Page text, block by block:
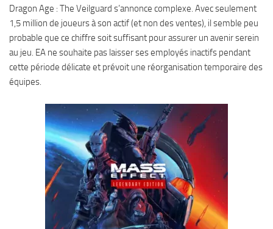
Dragon Age : The Veilguard s’annonce complexe. Avec seulement
1,5 million de joueurs à son actif (et non des ventes), il semble peu
probable que ce chiffre soit suffisant pour assurer un avenir serein
au jeu. EA ne souhaite pas laisser ses employés inactifs pendant
cette période délicate et prévoit une réorganisation temporaire des
équipes.